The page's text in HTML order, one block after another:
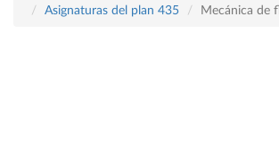
Asignaturas del plan 435
Mecánica de